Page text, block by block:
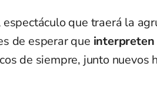
que traerá la
de esperar que interpreten
de siempre, junto nuevos